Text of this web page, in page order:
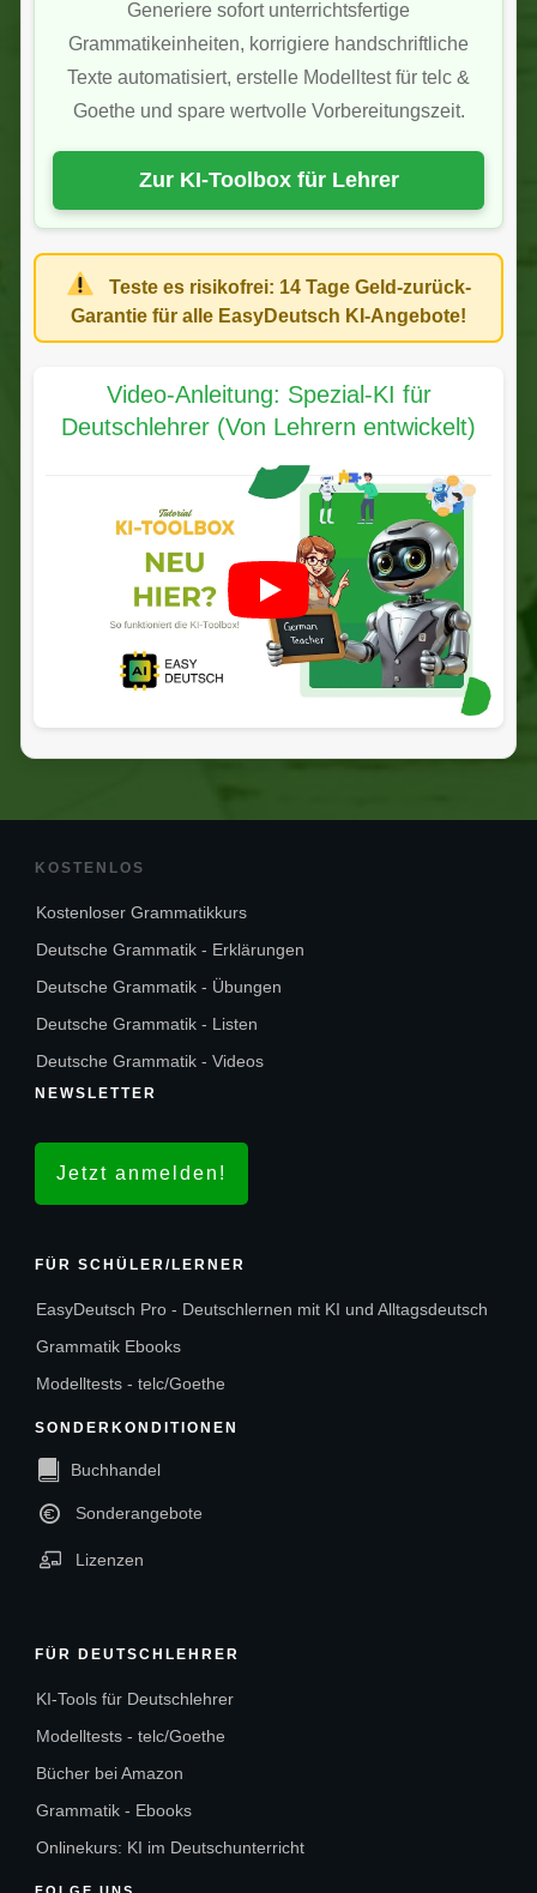
Generiere sofort unterrichtsfertige
Grammatikeinheiten, korrigiere handschriftliche
Texte automatisiert, erstelle Modelltest für telc &
Goethe und spare wertvolle Vorbereitungszeit.
Zur KI-Toolbox für Lehrer
Teste es risikofrei: 14 Tage Geld-zurück-
Garantie für alle EasyDeutsch KI-Angebote!
Video-Anleitung: Spezial-KI für
Deutschlehrer (Von Lehrern entwickelt)
KOSTENLOS
Kostenloser Grammatikkurs
Deutsche Grammatik - Erklärungen
Deutsche Grammatik - Übungen
Deutsche Grammatik - Listen
Deutsche Grammatik - Videos
NEWSLETTER
Jetzt anmelden!
FÜR SCHÜLER/LERNER
EasyDeutsch Pro - Deutschlernen mit KI und Alltagsdeutsch
Grammatik Ebooks
Modelltests - telc/Goethe
SONDERKONDITIONEN
Buchhandel
Sonderangebote
Lizenzen
FÜR DEUTSCHLEHRER
KI-Tools für Deutschlehrer
Modelltests - telc/Goethe
Bücher bei Amazon
Grammatik - Ebooks
Onlinekurs: KI im Deutschunterricht